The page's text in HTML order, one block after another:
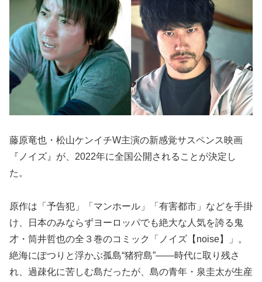
藤原竜也・松山ケンイチW主演の新感覚サスペンス映画
『ノイズ』が、2022年に全国公開されることが決定し
た。
原作は「予告犯」「マンホール」「有害都市」などを手掛
け、日本のみならずヨーロッパでも絶大な人気を誇る鬼
才・筒井哲也の全３巻のコミック「ノイズ【noise】」。
絶海にぽつりと浮かぶ孤島“猪狩島”――時代に取り残さ
れ、過疎化に苦しむ島だったが、島の青年・泉圭太が生産